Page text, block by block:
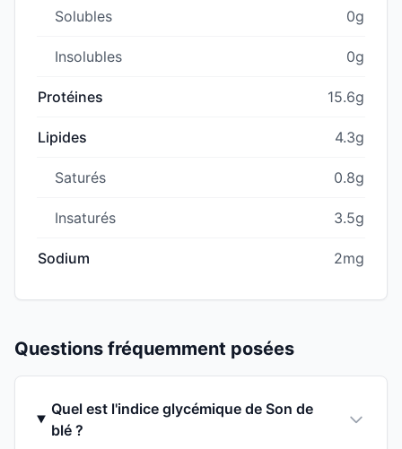
Solubles 0g
Insolubles 0g
Protéines 15.6g
Lipides 4.3g
Saturés 0.8g
Insaturés 3.5g
Sodium 2mg
Questions fréquemment posées
Quel est l'indice glycémique de Son de
blé ?